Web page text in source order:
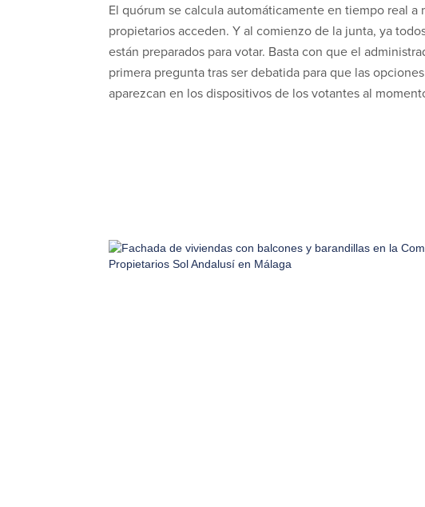
El quórum se calcula automáticamente en tiempo real a
propietarios acceden. Y al comienzo de la junta, ya
están preparados para votar. Basta con que el
primera pregunta tras ser debatida para que las
aparezcan en los dispositivos de los votantes al